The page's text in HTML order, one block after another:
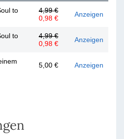
to
4,99 €
0,98 €
Anzeigen
to
4,99 €
0,98 €
Anzeigen
5,00 € Anzeigen